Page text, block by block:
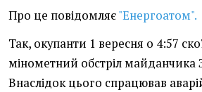
Про це повідомляє"Енергоатом".
Так, окупанти 1 вересня о 4:57
мінометний обстріл майданчика
Внаслідок цього спрацював